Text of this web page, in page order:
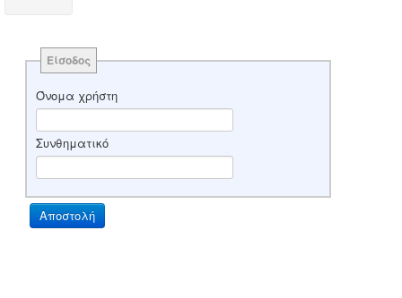
Είσοδος
Όνομα χρήστη
Συνθηματικό